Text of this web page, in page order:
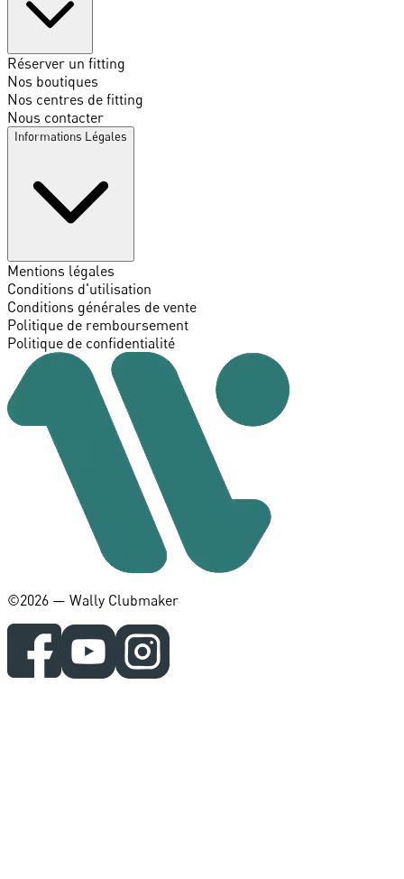
Réserver un fitting
Nos boutiques
Nos centres de fitting
Nous contacter
Informations Légales
Mentions légales
Conditions d'utilisation
Conditions générales de vente
Politique de remboursement
Politique de confidentialité
©️2026 — Wally Clubmaker